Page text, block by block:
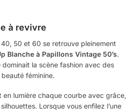
à revivre
50 et 60 se retrouve pleinement
Blanche à Papillons Vintage 50’s.
dominait la scène fashion avec des
féminine.
lumière chaque courbe avec grâce,
Lorsque vous enfilez l’une